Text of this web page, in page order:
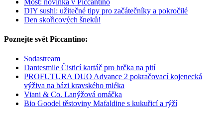
DIY sushi: užitečné tipy pro začátečníky a pokročilé
Den skořicových šneků!
Poznejte svět Piccantino:
Sodastream
Dantesmile Čisticí kartáč pro brčka na pití
PROFUTURA DUO Advance 2 pokračovací kojenecká
výživa na bázi kravského mléka
Viani & Co. Lanýžová omáčka
Bio Goodel těstoviny Mafaldine s kukuřicí a rýží